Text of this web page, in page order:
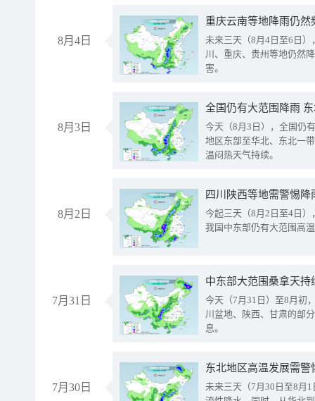
8月4日
重庆云南等地降雨仍然
未来三天（8月4日至6日
川、重庆、贵州等地仍然
害。
8月3日
全国仍有大范围降雨
今天（8月3日），全国仍
地区东部至华北、东北一
温闷热天气持续。
8月2日
今起三天（8月2日至4日
我国中东部仍有大范围高
7月31日
中东部大范围桑拿天
今天（7月31日）至8月初
川盆地、陕西、甘肃的部
息。
7月30日
东北地区高温发展需
未来三天（7月30日至8月